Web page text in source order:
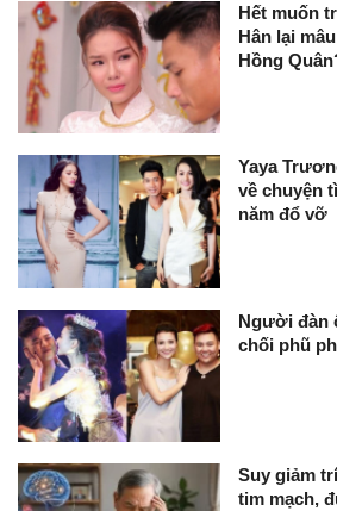
Hết muốn
Hân lại
Hồng
Yaya
về chuyện
năm đổ vỡ
Người đàn
chối phũ
Suy giảm
tim mạch,